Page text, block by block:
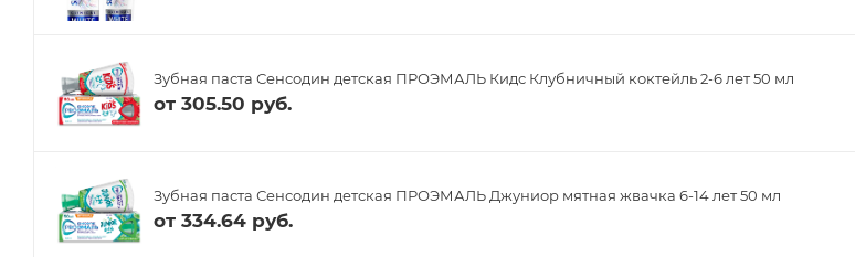
Зубная паста Сенсодин детская ПРОЭМАЛЬ Кидс Клубничный коктейль 2-6 лет 50 мл
от 305.50 руб.
Зубная паста Сенсодин детская ПРОЭМАЛЬ Джуниор мятная жвачка 6-14 лет 50 мл
от 334.64 руб.